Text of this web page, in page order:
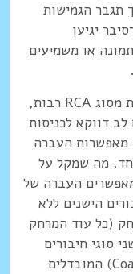
תגבר הגמישות
יגיעו
או משמיעים
ברוב הרסיברים קיימות כניסות מיושנות מסוג RCA רבות,
דווקא לכניסות
מאפשרות העברה
מה שמקל על
מאפשרים העברה של
הישנים ללא
(כל עוד המרחק
סוגי חיבורים
דיגיטליים - אופטיים וקואקסיים (Coaxial) המובדלים